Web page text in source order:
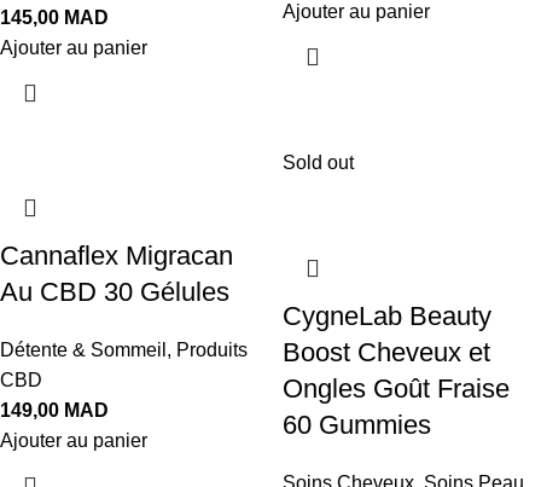
145,00 MAD
Ajouter au panier
Ajouter au panier
Cannaflex Migracan
Au CBD 30 Gélules
Détente & Sommeil , Produits
CBD
149,00 MAD
Ajouter au panier
Sold out
CygneLab Beauty
Boost Cheveux et
Ongles Goût Fraise
60 Gummies